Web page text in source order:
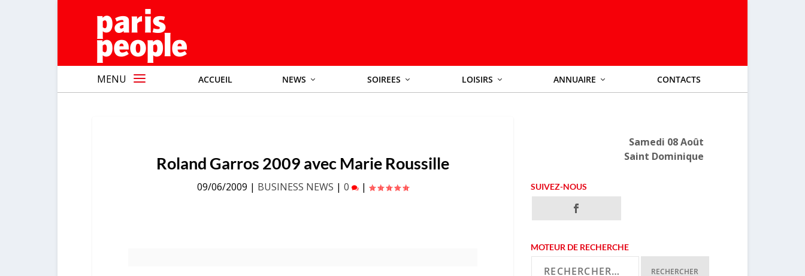
MENU ACCUEIL NEWS SOIREES LOISIRS ANNUAIRE CONTACTS
Roland Garros 2009 avec Marie Roussille
09/06/2009 | BUSINESS NEWS | 0 |
Samedi 08 Août
Saint Dominique
SUIVEZ-NOUS
MOTEUR DE RECHERCHE